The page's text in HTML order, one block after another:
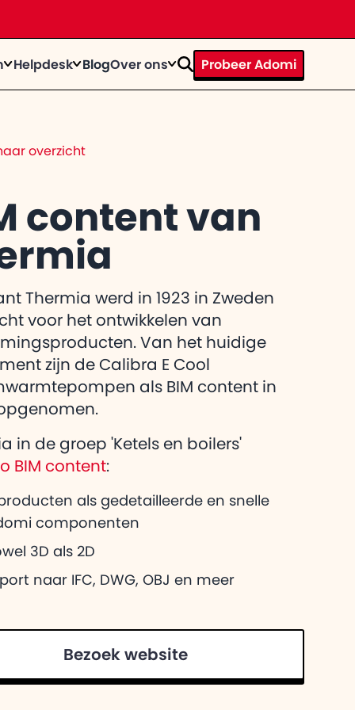
Helpdesk
de
gebruiker
over Adomi
voor
BlogOver ons
bij
knallen?
Probeer Adomi
overzicht
content van
Thermia werd in 1923 in Zweden
voor het ontwikkelen van
Van het huidige
zijn de Calibra E Cool
als BIM content in
in de groep 'Ketels en boilers'
BIM content:
als gedetailleerde en snelle
componenten
3D als 2D
naar IFC, DWG, OBJ en meer
Bezoek website